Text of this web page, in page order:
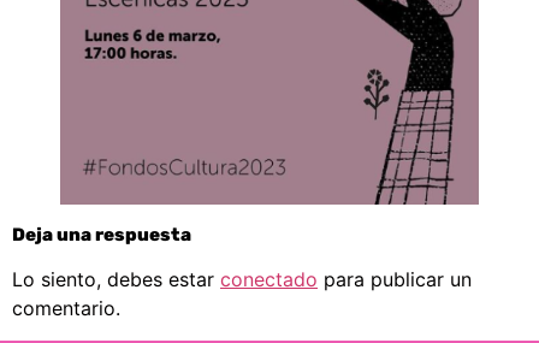
Deja una respuesta
Lo siento, debes estar conectado para publicar un
comentario.